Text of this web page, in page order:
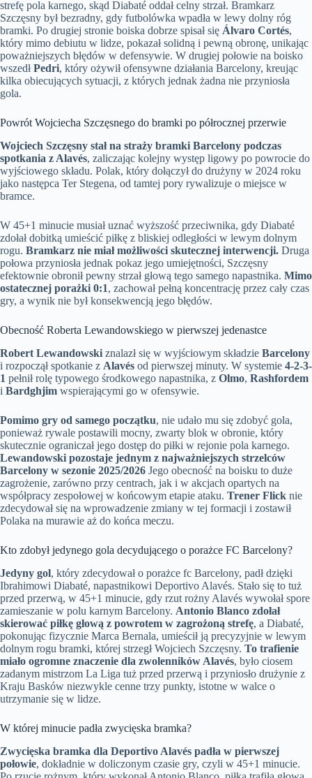
strefę pola karnego, skąd Diabaté oddał celny strzał. Bramkarz
Szczęsny był bezradny, gdy futbolówka wpadła w lewy dolny róg
bramki. Po drugiej stronie boiska dobrze spisał się Álvaro Cortés,
który mimo debiutu w lidze, pokazał solidną i pewną obronę, unikając
poważniejszych błędów w defensywie. W drugiej połowie na boisko
wszedłPedri, który ożywił ofensywne działania Barcelony, kreując
kilka obiecujących sytuacji, z których jednak żadna nie przyniosła
gola.
Powrót Wojciecha Szczęsnego do bramki po półrocznej przerwie
Wojciech Szczęsny stał na straży bramki Barcelony podczas
spotkania z Alavés, zaliczając kolejny występ ligowy po powrocie do
wyjściowego składu. Polak, który dołączył do drużyny w 2024 roku
jako następca Ter Stegena, od tamtej pory rywalizuje o miejsce w
bramce.
W 45+1 minucie musiał uznać wyższość przeciwnika, gdy Diabaté
zdołał dobitką umieścić piłkę z bliskiej odległości w lewym dolnym
rogu. Bramkarz nie miał możliwości skutecznej interwencji. Druga
połowa przyniosła jednak pokaz jego umiejętności, Szczęsny
efektownie obronił pewny strzał głową tego samego napastnika. Mimo
ostatecznej porażki 0:1, zachował pełną koncentrację przez cały czas
gry, a wynik nie był konsekwencją jego błędów.
Obecność Roberta Lewandowskiego w pierwszej jedenastce
Robert Lewandowski znalazł się w wyjściowym składzie Barcelony
i rozpoczął spotkanie z Alavés od pierwszej minuty. W systemie 4-2-3-
1 pełnił rolę typowego środkowego napastnika, z Olmo, Rashfordem
i Bardghjim wspierającymi go w ofensywie.
Pomimo gry od samego początku, nie udało mu się zdobyć gola,
ponieważ rywale postawili mocny, zwarty blok w obronie, który
skutecznie ograniczał jego dostęp do piłki w rejonie pola karnego.
Lewandowski pozostaje jednym z najważniejszych strzelców
Barcelony w sezonie 2025/2026 Jego obecność na boisku to duże
zagrożenie, zarówno przy centrach, jak i w akcjach opartych na
współpracy zespołowej w końcowym etapie ataku. Trener Flick nie
zdecydował się na wprowadzenie zmiany w tej formacji i zostawił
Polaka na murawie aż do końca meczu.
Kto zdobył jedynego gola decydującego o porażce FC Barcelony?
Jedyny gol, który zdecydował o porażce fc Barcelony, padł dzięki
Ibrahimowi Diabaté, napastnikowi Deportivo Alavés. Stało się to tuż
przed przerwą, w 45+1 minucie, gdy rzut rożny Alavés wywołał spore
zamieszanie w polu karnym Barcelony. Antonio Blanco zdołał
skierować piłkę głową z powrotem w zagrożoną strefę, a Diabaté,
pokonując fizycznie Marca Bernala, umieścił ją precyzyjnie w lewym
dolnym rogu bramki, której strzegł Wojciech Szczęsny. To trafienie
miało ogromne znaczenie dla zwolenników Alavés, było ciosem
zadanym mistrzom La Liga tuż przed przerwą i przyniosło drużynie z
Kraju Basków niezwykle cenne trzy punkty, istotne w walce o
utrzymanie się w lidze.
W której minucie padła zwycięska bramka?
Zwycięska bramka dla Deportivo Alavés padła w pierwszej
połowie, dokładnie w doliczonym czasie gry, czyli w 45+1 minucie.